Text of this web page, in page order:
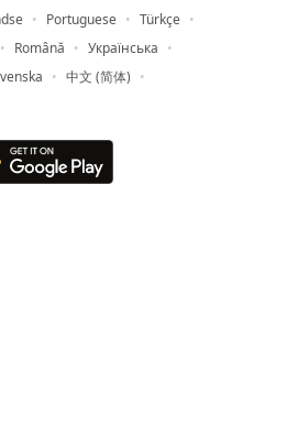
Portuguese
Türkçe
Română
Українська
中文 (简体)